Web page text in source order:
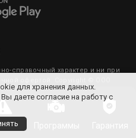
справочный характер и ни при
защищены.
для хранения данных.
даете согласие на работу с